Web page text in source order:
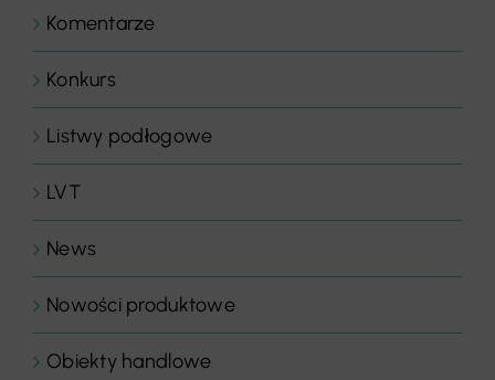
Komentarze
Konkurs
Listwy podłogowe
LVT
News
Nowości produktowe
Obiekty handlowe